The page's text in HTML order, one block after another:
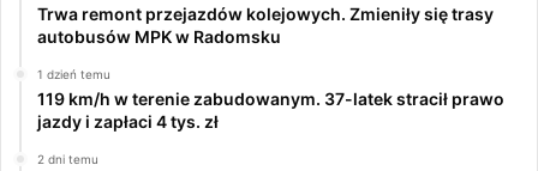
Trwa remont przejazdów kolejowych. Zmieniły się trasy
autobusów MPK w Radomsku
1 dzień temu
119 km/h w terenie zabudowanym. 37-latek stracił prawo
jazdy i zapłaci 4 tys. zł
2 dni temu